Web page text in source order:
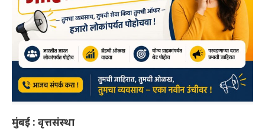
मुंबई : वृत्तसंस्था